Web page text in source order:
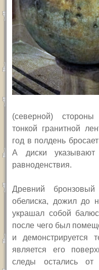
(северной) стороны
тонкой гранитной
год в полдень
А диски
равноденствия.
Древний
обелиска, дожил до
украшал собой
после чего был
и демонстрируется
является его
следы остались